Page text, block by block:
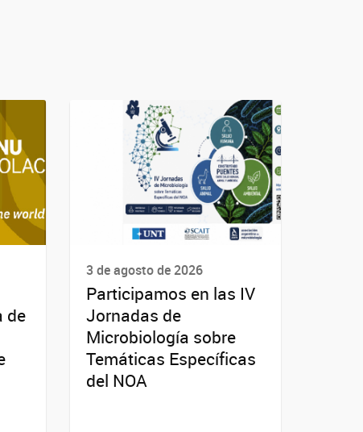
de
3 de agosto de 2026
Participamos en las IV
Jornadas de
Microbiología sobre
Temáticas Específicas
del NOA